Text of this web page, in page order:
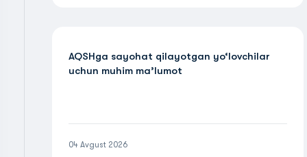
AQSHga sayohat qilayotgan yo‘lovchilar
uchun muhim ma’lumot
04 Avgust 2026